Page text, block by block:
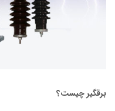
برقگیر چیست؟